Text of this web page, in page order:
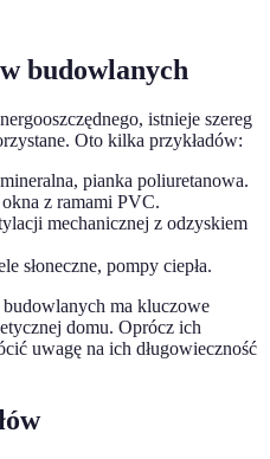
budowlanych
istnieje szereg
Oto kilka przykładów:
pianka poliuretanowa.
z ramami PVC.
mechanicznej z odzyskiem
słoneczne, pompy ciepła.
ma kluczowe
domu. Oprócz ich
uwagę na ich długowieczność